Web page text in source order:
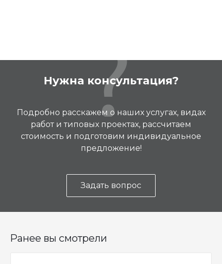
Нужна консультация?
Подробно расскажем о наших услугах, видах
работ и типовых проектах, рассчитаем
стоимость и подготовим индивидуальное
предложение!
Задать вопрос
Ранее вы смотрели